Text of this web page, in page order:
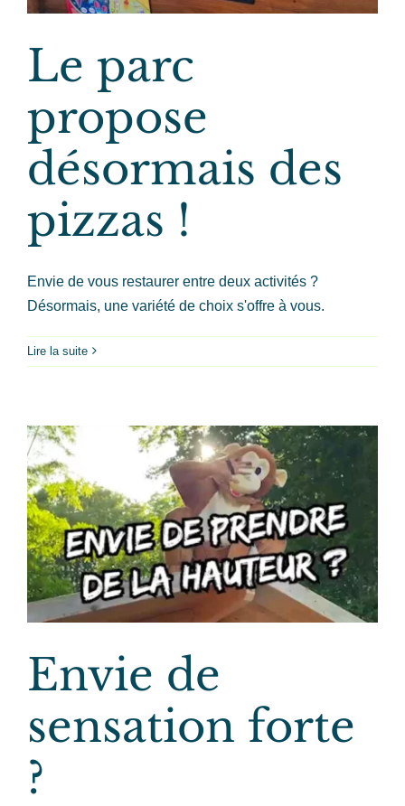
Le parc
propose
désormais des
pizzas !
Envie de vous restaurer entre deux activités ?
Désormais, une variété de choix s'offre à vous.
Lire la suite
Envie de
sensation forte
?